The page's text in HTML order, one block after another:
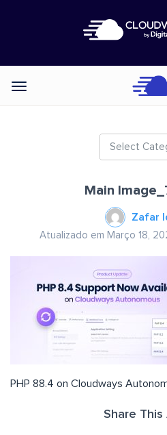
Categories
Select
Main
Zafar
Atualizado em Março 18,
PHP 88.4 on Cloudways
Share This